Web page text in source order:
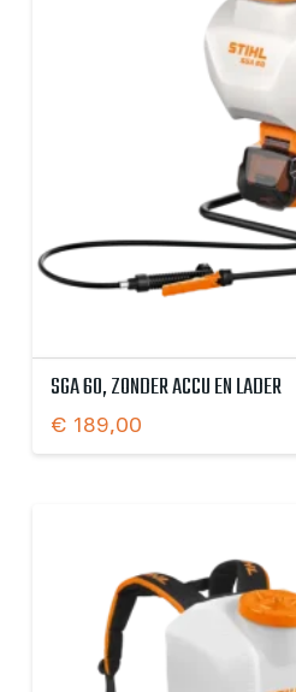
SGA 60, ZONDER ACCU EN LADER
€ 189,00